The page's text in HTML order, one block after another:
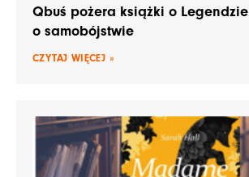
Qbuś pożera książki o Legendzie
o samobójstwie
CZYTAJ WIĘCEJ »